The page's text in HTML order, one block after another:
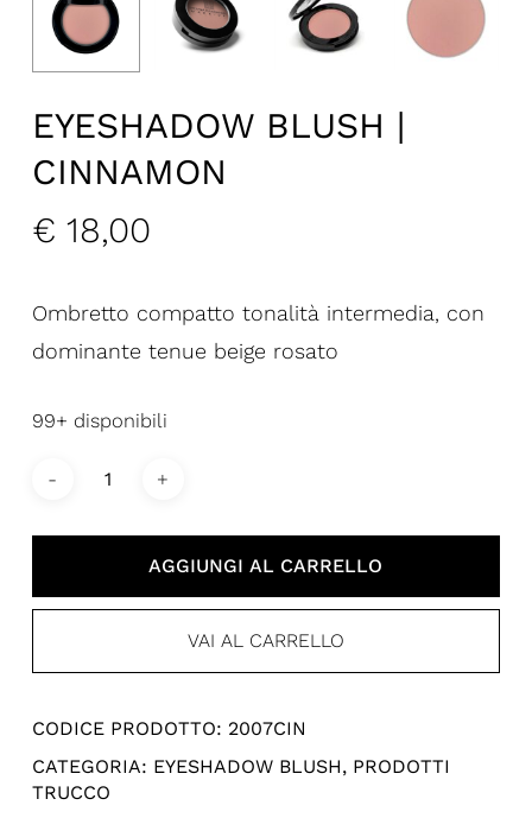
EYESHADOW BLUSH |
CINNAMON
€ 18,00
Ombretto compatto tonalità intermedia, con
dominante tenue beige rosato
99+ disponibili
AGGIUNGI AL CARRELLO
VAI AL CARRELLO
CODICE PRODOTTO: 2007CIN
CATEGORIA: EYESHADOW BLUSH, PRODOTTI
TRUCCO